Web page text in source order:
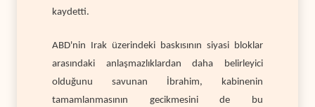
kaydetti.
ABD'nin Irak üzerindeki baskısının siyasi bloklar
arasındaki anlaşmazlıklardan daha belirleyici
olduğunu savunan İbrahim, kabinenin
tamamlanmasının gecikmesini de bu